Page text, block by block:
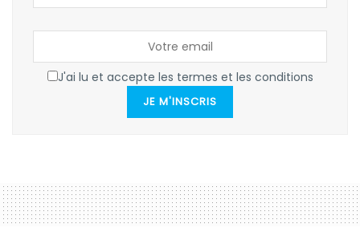
J'ai lu et accepte les termes et les conditions
JE M'INSCRIS